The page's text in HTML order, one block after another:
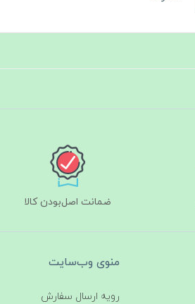
ضمانت اصل‌بودن کالا
منوی وب‌سایت
رویه ارسال سفارش